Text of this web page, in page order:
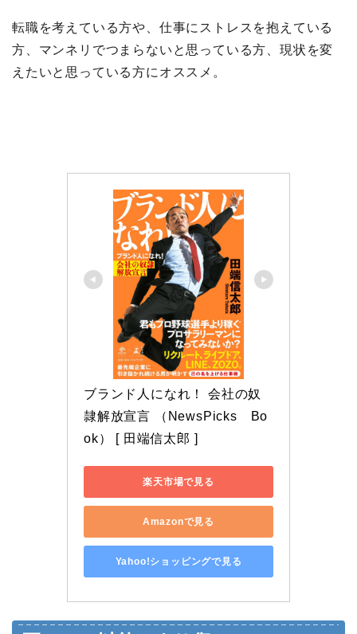
転職を考えている方や、仕事にストレスを抱えている
方、マンネリでつまらないと思っている方、現状を変
えたいと思っている方にオススメ。
ブランド人になれ！ 会社の奴
隷解放宣言 （NewsPicks　Bo
ok） [ 田端信太郎 ]
楽天市場で見る
Amazonで見る
Yahoo!ショッピングで見る